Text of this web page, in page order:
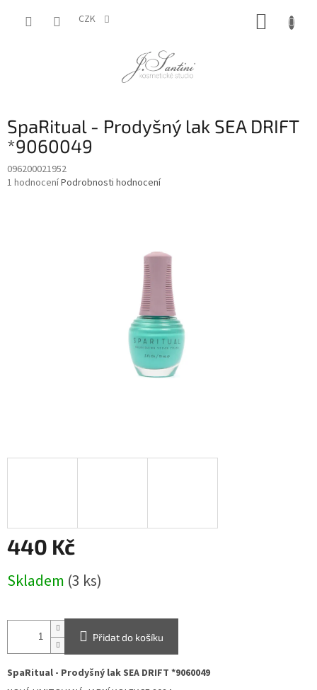
CZK
SpaRitual - Prodyšný lak SEA DRIFT
*9060049
096200021952
Průměrné
1 hodnoceníPodrobnosti hodnocení
440 Kč
cena:
Skladem (3 ks)
Přidat do košíku
SpaRitual - Prodyšný lak SEA DRIFT *9060049